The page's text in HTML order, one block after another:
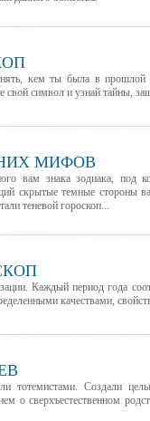
кем ты была в
свой символ и узнай тайны,
МИФОВ
вам знака зодиака, под
скрытые темные стороны
теневой гороскоп...
Каждый период года
качествами,
тотемистами. Создали
о сверхъестественном